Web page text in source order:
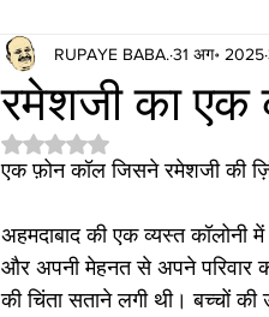
रमेशजी का एक
RUPAYE BABA. 31 अग॰ 2025
5 स्टार में से NaN रेटिंग दी गई।
एक फ़ोन कॉल जिसने रमेशजी की
अहमदाबाद की एक व्यस्त
और अपनी मेहनत से अपने परिवार
की चिंता सताने लगी थी। बच्चों